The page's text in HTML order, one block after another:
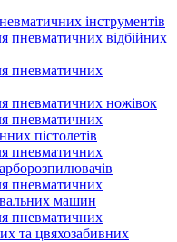
інструментів
пневматичних відбійних
пневматичних
пневматичних ножівок
пневматичних
пістолетів
пневматичних
пневматичних
машин
пневматичних
та цвяхозабивних